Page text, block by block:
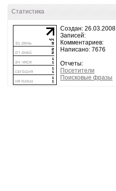
Статистика
Создан: 26.03.2008
Записей:
Комментариев:
Написано: 7676
Отчеты:
Посетители
Поисковые фразы